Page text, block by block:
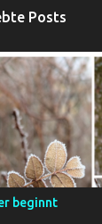
Posts
beginnt